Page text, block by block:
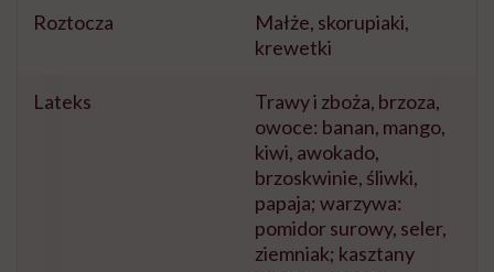
Roztocza
Małże, skorupiaki,
krewetki
Lateks
Trawy i zboża, brzoza,
owoce: banan, mango,
kiwi, awokado,
brzoskwinie, śliwki,
papaja; warzywa:
pomidor surowy, seler,
ziemniak; kasztany